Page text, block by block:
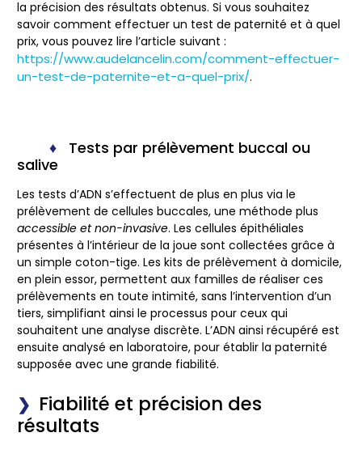
la précision des résultats obtenus. Si vous souhaitez
savoir comment effectuer un test de paternité et à quel
prix, vous pouvez lire l’article suivant :
https://www.audelancelin.com/comment-effectuer-
un-test-de-paternite-et-a-quel-prix/.
Tests par prélèvement buccal ou
salive
Les tests d’ADN s’effectuent de plus en plus via le
prélèvement de cellules buccales, une méthode plus
accessible et non-invasive. Les cellules épithéliales
présentes à l’intérieur de la joue sont collectées grâce à
un simple coton-tige. Les kits de prélèvement à domicile,
en plein essor, permettent aux familles de réaliser ces
prélèvements en toute intimité, sans l’intervention d’un
tiers, simplifiant ainsi le processus pour ceux qui
souhaitent une analyse discrète. L’ADN ainsi récupéré est
ensuite analysé en laboratoire, pour établir la paternité
supposée avec une grande fiabilité.
Fiabilité et précision des
résultats